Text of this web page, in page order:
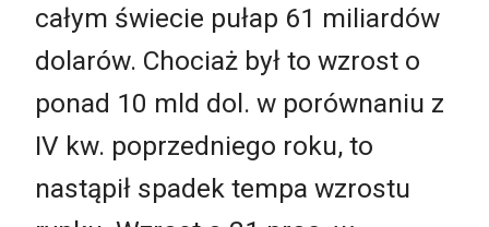
całym świecie pułap 61 miliardów
dolarów. Chociaż był to wzrost o
ponad 10 mld dol. w porównaniu z
IV kw. poprzedniego roku, to
nastąpił spadek tempa wzrostu